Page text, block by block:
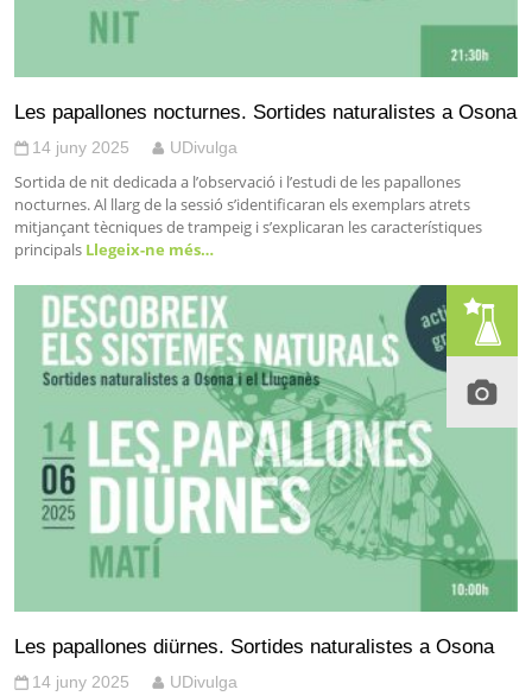
Les papallones nocturnes. Sortides naturalistes a Osona
14 juny 2025 UDivulga
Sortida de nit dedicada a l’observació i l’estudi de les papallones
nocturnes. Al llarg de la sessió s’identificaran els exemplars atrets
mitjançant tècniques de trampeig i s’explicaran les característiques
principals Llegeix-ne més…
Les papallones diürnes. Sortides naturalistes a Osona
14 juny 2025 UDivulga